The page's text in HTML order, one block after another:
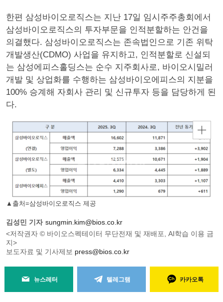
한편 삼성바이오로직스는 지난 17일 임시주주총회에서
삼성바이오로직스의 투자부문을 인적분할하는 안건을
의결했다. 삼성바이오로직스는 존속법인으로 기존 위탁
개발생산(CDMO) 사업을 유지하고, 인적분할로 신설되
는 삼성에피스홀딩스는 순수 지주회사로, 바이오시밀러
개발 및 상업화를 수행하는 삼성바이오에피스의 지분을
100% 승계해 자회사 관리 및 신규투자 등을 담당하게 된
다.
▲출처=삼성바이오로직스 제공
김성민 기자 sungmin.kim@bios.co.kr
<저작권자 © 바이오스펙테이터 무단전재 및 재배포, AI학습 이용 금
지>
보도자료 및 기사제보 press@bios.co.kr
뉴스레터 텔레그램 카카오톡